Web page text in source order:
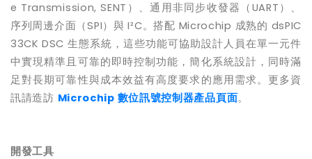
e Transmission, SENT ）、通用非同步收發器（ UART ）、
序列周邊介面（SPI）與 I²C。搭配 Microchip 成熟的 dsPIC
33CK DSC 生態系統，這些功能可協助設計人員在單一元件
中實現精準且可靠的即時控制功能，簡化系統設計，同時滿
足對長期可靠性與成本效益有高度要求的應用需求。更多資
訊請造訪 Microchip數位訊號控制器產品頁面。
開發工具